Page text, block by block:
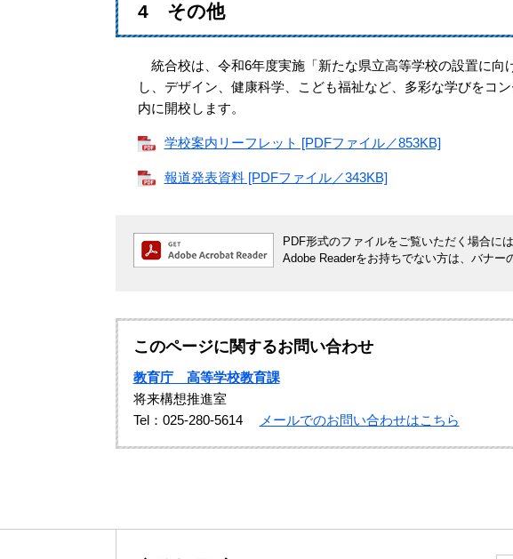
4 その他
統合校は、令和6年度実施「新たな県立高等学校の設置に向
し、デザイン、健康科学、こども福祉など、多彩な学びをコ
内に開校します。
学校案内リーフレット [PDFファイル／853KB]
報道発表資料 [PDFファイル／343KB]
PDF形式のファイルをご覧いただく場合に
Adobe Readerをお持ちでない方は、バナー
このページに関するお問い合わせ
教育庁 高等学校教育課
将来構想推進室
Tel：025-280-5614
メールでのお問い合わせはこちら